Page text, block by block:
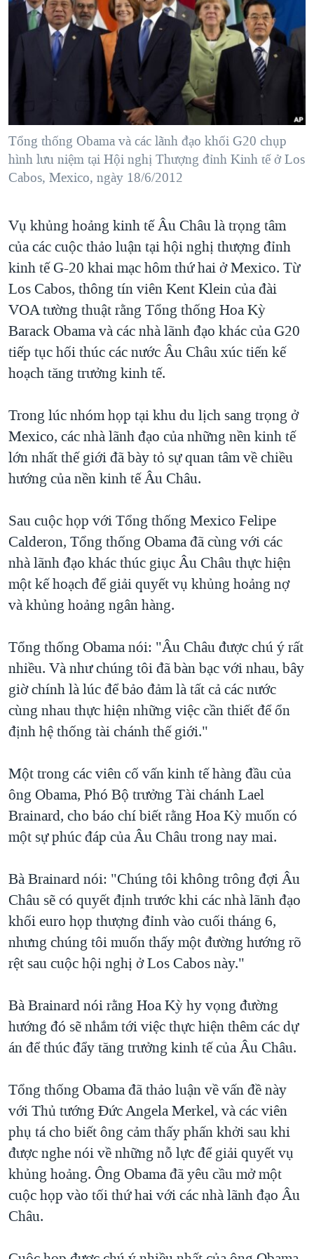
"Tìm"NGƯỜI VIỆT HẢI NGOẠI
ĐỜI SỐNG
KINH TẾ
VĂN HOÁ
THỂ THAO
TẠI
HÀNH TRÌNH BẦU CỬ 2024
MỘT NĂM CHIẾN TRANH TẠI DẢI GAZA
GIẢI MÃ VÀNH ĐAI & CON ĐƯỜNG
NGÀY TỊ NẠN THẾ GIỚI
GROUND ZERO – XƯA VÀ NAY
CHI PHÍ CHIẾN TRANH AFGHANISTAN
THƯỢNG ĐỈNH TRUMP-KIM TẠI VIỆT NAM
TRỊNH VĨNH BÌNH VS. CHÍNH PHỦ VIỆT NAM
NGƯ DÂN VIỆT VÀ LÀN SÓNG TRỘM HẢI SÂM
BÊN KIA QUỐC LỘ: TIẾNG VỌNG TỪ NÔNG THÔN MỸ
QUAN HỆ VIỆT MỸ
VIDEO
NGHE
MẠNG XÃ HỘI
Ngôn ngữ khác
Tổng thống Obama và các lãnh đạo khối G20 chụp
hình lưu niệm tại Hội nghị Thượng đỉnh Kinh tế ở Los
Cabos, Mexico, ngày 18/6/2012
Vụ khủng hoảng kinh tế Âu Châu là trọng tâm
của các cuộc thảo luận tại hội nghị thượng đỉnh
kinh tế G-20 khai mạc hôm thứ hai ở Mexico. Từ
Los Cabos, thông tín viên Kent Klein của đài
VOA tường thuật rằng Tổng thống Hoa Kỳ
Barack Obama và các nhà lãnh đạo khác của G20
tiếp tục hối thúc các nước Âu Châu xúc tiến kế
hoạch tăng trưởng kinh tế.
Trong lúc nhóm họp tại khu du lịch sang trọng ở
Mexico, các nhà lãnh đạo của những nền kinh tế
lớn nhất thế giới đã bày tỏ sự quan tâm về chiều
hướng của nền kinh tế Âu Châu.
Sau cuộc họp với Tổng thống Mexico Felipe
Calderon, Tổng thống Obama đã cùng với các
nhà lãnh đạo khác thúc giục Âu Châu thực hiện
một kế hoạch để giải quyết vụ khủng hoảng nợ
và khủng hoảng ngân hàng.
Tổng thống Obama nói: "Âu Châu được chú ý rất
nhiều. Và như chúng tôi đã bàn bạc với nhau, bây
giờ chính là lúc để bảo đảm là tất cả các nước
cùng nhau thực hiện những việc cần thiết để ổn
định hệ thống tài chánh thế giới."
Một trong các viên cố vấn kinh tế hàng đầu của
ông Obama, Phó Bộ trưởng Tài chánh Lael
Brainard, cho báo chí biết rằng Hoa Kỳ muốn có
một sự phúc đáp của Âu Châu trong nay mai.
Bà Brainard nói: "Chúng tôi không trông đợi Âu
Châu sẽ có quyết định trước khi các nhà lãnh đạo
khối euro họp thượng đỉnh vào cuối tháng 6,
nhưng chúng tôi muốn thấy một đường hướng rõ
rệt sau cuộc hội nghị ở Los Cabos này."
Bà Brainard nói rằng Hoa Kỳ hy vọng đường
hướng đó sẽ nhắm tới việc thực hiện thêm các dự
án để thúc đẩy tăng trưởng kinh tế của Âu Châu.
Tổng thống Obama đã thảo luận về vấn đề này
với Thủ tướng Đức Angela Merkel, và các viên
phụ tá cho biết ông cảm thấy phấn khởi sau khi
được nghe nói về những nỗ lực để giải quyết vụ
khủng hoảng. Ông Obama đã yêu cầu mở một
cuộc họp vào tối thứ hai với các nhà lãnh đạo Âu
Châu.